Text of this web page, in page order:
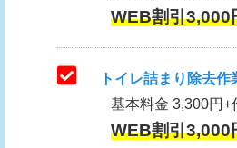
WEB割引
トイレ詰まり除去作
基本料金 3,300円+
WEB割引